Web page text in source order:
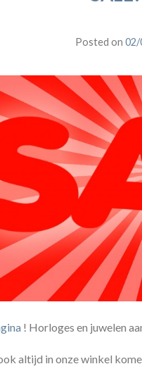
Posted on 02/
! Horloges en juwelen
altijd in onze winkel